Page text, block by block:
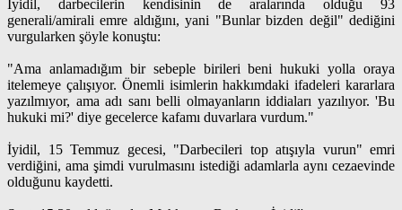
İyidil, darbecilerin kendisinin de aralarında olduğu 93
generali/amirali emre aldığını, yani "Bunlar bizden değil" dediğini
vurgularken şöyle konuştu:
"Ama anlamadığım bir sebeple birileri beni hukuki yolla oraya
itelemeye çalışıyor. Önemli isimlerin hakkımdaki ifadeleri kararlara
yazılmıyor, ama adı sanı belli olmayanların iddiaları yazılıyor. 'Bu
hukuki mi?' diye gecelerce kafamı duvarlara vurdum."
İyidil, 15 Temmuz gecesi, "Darbecileri top atışıyla vurun" emri
verdiğini, ama şimdi vurulmasını istediği adamlarla aynı cezaevinde
olduğunu kaydetti.